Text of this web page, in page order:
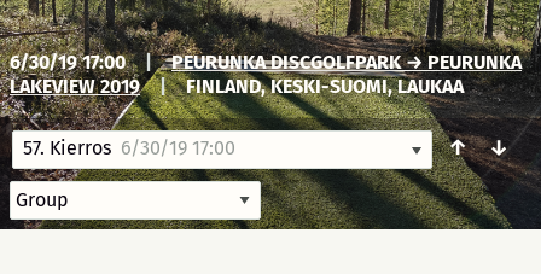
6/30/19 17:00 |
PEURUNKA DISCGOLFPARK → PEURUNKA
LAKEVIEW 2019
| FINLAND, KESKI-SUOMI, LAUKAA
57. Kierros 6/30/19 17:00 ↑ ↓